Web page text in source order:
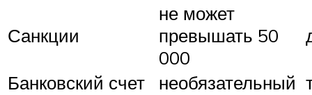
Санкции
не может
превышать 50
000
Банковский счет необязательный